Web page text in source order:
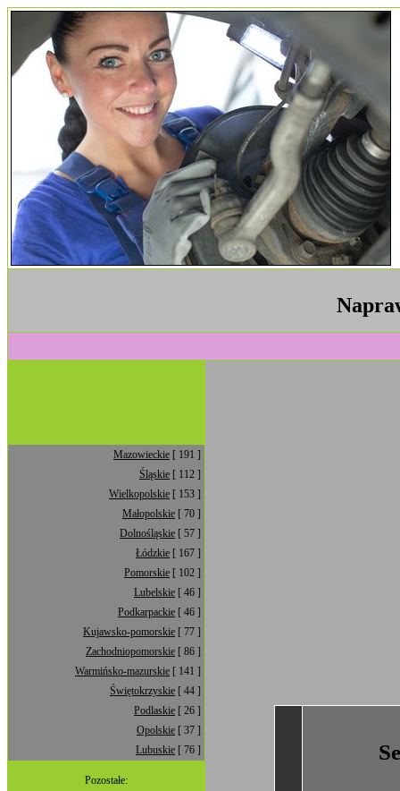
Mazowieckie [ 191 ]
Śląskie [ 112 ]
Wielkopolskie [ 153 ]
Małopolskie [ 70 ]
Dolnośląskie [ 57 ]
Łódzkie [ 167 ]
Pomorskie [ 102 ]
Lubelskie [ 46 ]
Podkarpackie [ 46 ]
Kujawsko-pomorskie [ 77 ]
Zachodniopomorskie [ 86 ]
Warmińsko-mazurskie [ 141 ]
Świętokrzyskie [ 44 ]
Podlaskie [ 26 ]
Opolskie [ 37 ]
Lubuskie [ 76 ]
Pozostałe: